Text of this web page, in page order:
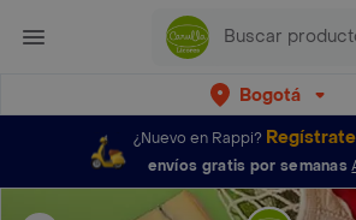
Bogotá
¿Nuevo en Rappi? Regístrate
envíos gratis por semanas